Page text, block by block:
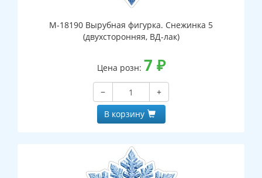
М-18190 Вырубная фигурка. Снежинка 5
(двухсторонняя, ВД-лак)
Цена розн: 7 ₽
−
+
В корзину